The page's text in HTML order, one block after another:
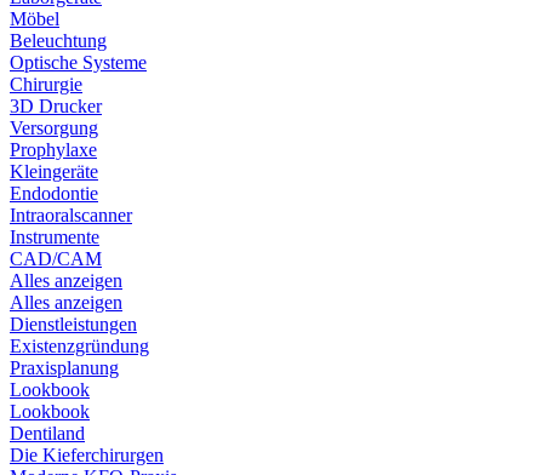
Möbel
Beleuchtung
Optische Systeme
Chirurgie
3D Drucker
Versorgung
Prophylaxe
Kleingeräte
Endodontie
Intraoralscanner
Instrumente
CAD/CAM
Alles anzeigen
Alles anzeigen
Dienstleistungen
Existenzgründung
Praxisplanung
Lookbook
Lookbook
Dentiland
Die Kieferchirurgen